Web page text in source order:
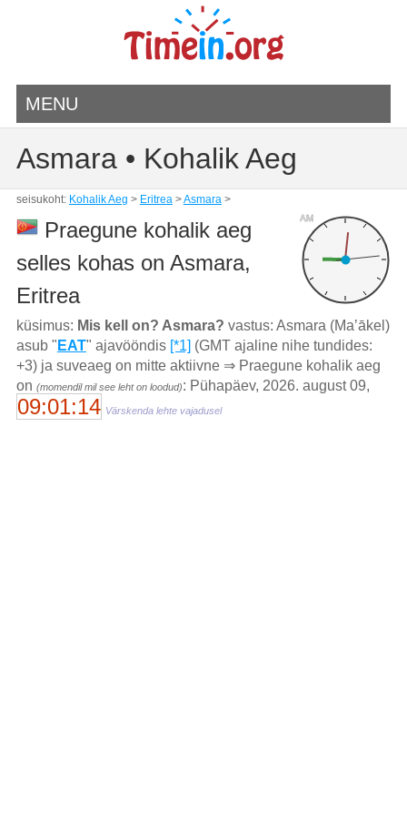
MENU
Asmara • Kohalik Aeg
seisukoht: Kohalik Aeg > Eritrea>Asmara>
AM
Praegune kohalik aeg
selles kohas on Asmara,
Eritrea
küsimus: Mis kell on? Asmara? vastus: Asmara (Maʼākel)
asub " EAT" ajavööndis [*1] (GMT ajaline nihe tundides:
+3) ja suveaeg on mitte aktiivne ⇒ Praegune kohalik aeg
on (momendil mil see leht on loodud): Pühapäev, 2026. august 09,
09:01:14 Värskenda lehte vajadusel